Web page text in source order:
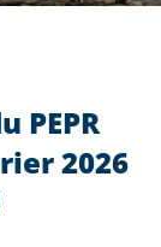
PEPR
2026